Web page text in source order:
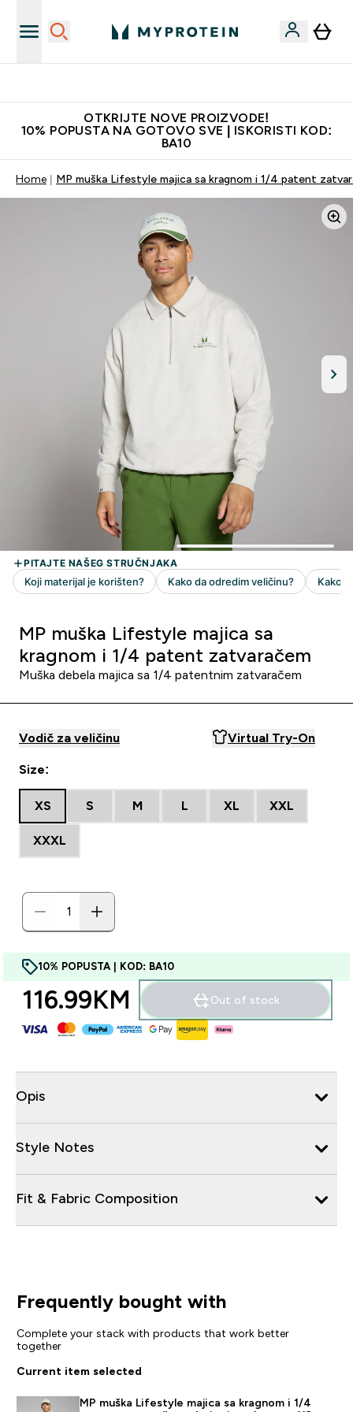
OTKRIJTE NOVE PROIZVODE!
10% POPUSTA NA GOTOVO SVE | ISKORISTI KOD:
BA10
Home MP muška Lifestyle majica sa kragnom i 1/4 patent
MP muška Lifestyle majica sa
kragnom i 1/4 patent zatvaračem
Muška debela majica sa 1/4 patentnim zatvaračem
Vodič za veličinu Virtual Try-On
Size:
XS S M L XL XXL
XXXL
10% POPUSTA | KOD: BA10
116.99KM‎ Out of stock
Opis
Style Notes
Fit & Fabric Composition
Frequently bought with
Complete your stack with products that work better
together
Current item selected
MP muška Lifestyle majica sa kragnom i 1/4